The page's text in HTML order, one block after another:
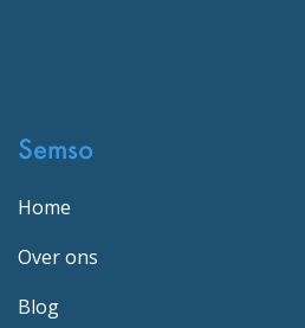
Semso
Home
Over ons
Blog